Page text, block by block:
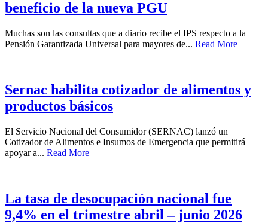
beneficio de la nueva PGU
Muchas son las consultas que a diario recibe el IPS respecto a la
Pensión Garantizada Universal para mayores de... Read More
Sernac habilita cotizador de alimentos y
productos básicos
El Servicio Nacional del Consumidor (SERNAC) lanzó un
Cotizador de Alimentos e Insumos de Emergencia que permitirá
apoyar a... Read More
La tasa de desocupación nacional fue
9,4% en el trimestre abril – junio 2026